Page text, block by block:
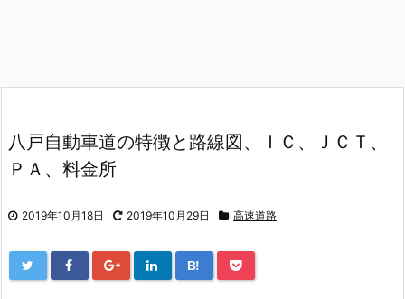
八戸自動車道の特徴と路線図、ＩＣ、ＪＣＴ、
ＰＡ、料金所
2019年10月18日 2019年10月29日 高速道路
B!